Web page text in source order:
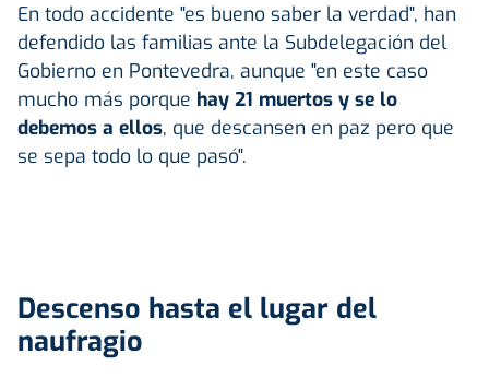
En todo accidente "es bueno saber la verdad", han
defendido las familias ante la Subdelegación del
Gobierno en Pontevedra, aunque "en este caso
mucho más porque hay 21 muertos y se lo
debemos a ellos, que descansen en paz pero que
se sepa todo lo que pasó".
Descenso hasta el lugar del
naufragio